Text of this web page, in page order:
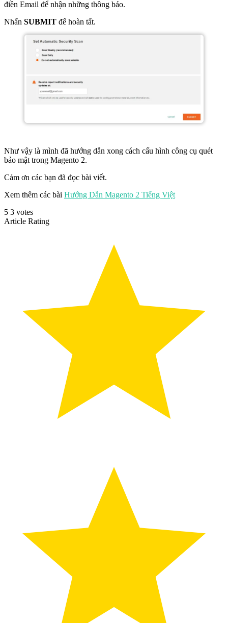
điền Email để nhận những thông báo.
Nhấn SUBMIT để hoàn tất.
Như vậy là mình đã hướng dẫn xong cách cấu hình công cụ quét
bảo mật trong Magento 2.
Cảm ơn các bạn đã đọc bài viết.
Xem thêm các bài Hướng Dẫn Magento 2 Tiếng Việt
5 3 votes
Article Rating